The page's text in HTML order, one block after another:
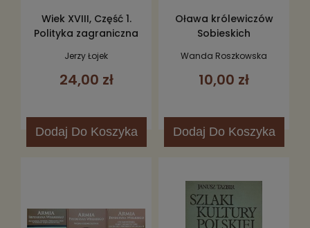
Wiek XVIII, Część 1.
Polityka zagraniczna
Jerzy Łojek
24,00 zł
Dodaj Do Koszyka
Oława królewiczów
Sobieskich
Wanda Roszkowska
10,00 zł
Dodaj Do Koszyka